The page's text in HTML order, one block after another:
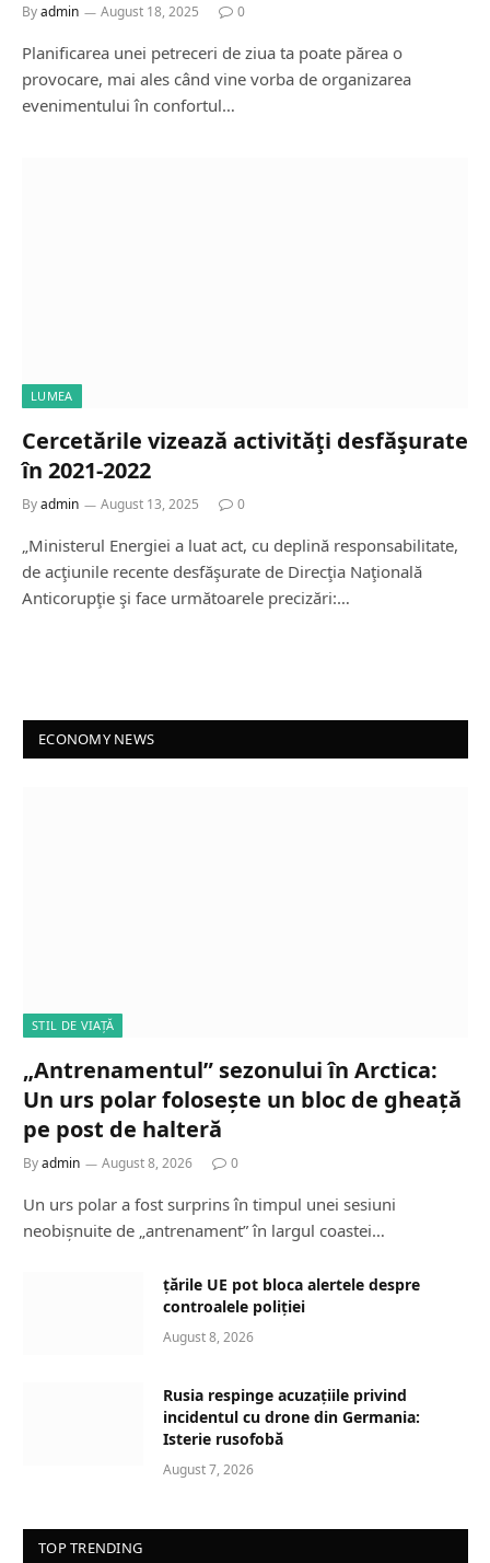
Byadmin August 18, 2025 0
Planificarea unei petreceri de ziua ta poate părea o
provocare, mai ales când vine vorba de organizarea
evenimentului în confortul…
LUMEA
Cercetările vizează activităţi desfăşurate
în 2021-2022
Byadmin August 13, 2025 0
„Ministerul Energiei a luat act, cu deplină responsabilitate,
de acţiunile recente desfăşurate de Direcţia Naţională
Anticorupţie şi face următoarele precizări:…
ECONOMY NEWS
STIL DE VIAȚĂ
„Antrenamentul” sezonului în Arctica:
Un urs polar folosește un bloc de gheață
pe post de halteră
Byadmin August 8, 2026 0
Un urs polar a fost surprins în timpul unei sesiuni
neobișnuite de „antrenament” în largul coastei…
țările UE pot bloca alertele despre
controalele poliției
August 8, 2026
Rusia respinge acuzațiile privind
incidentul cu drone din Germania:
Isterie rusofobă
August 7, 2026
TOP TRENDING